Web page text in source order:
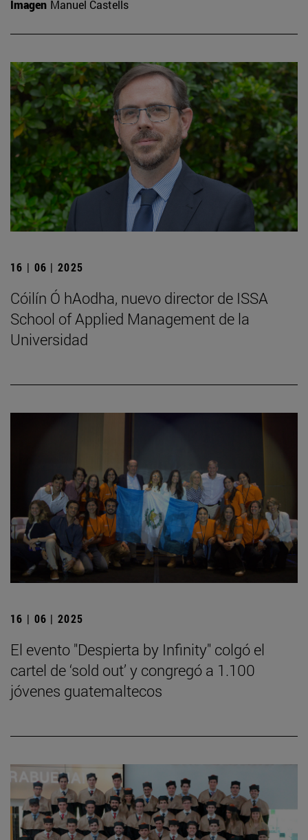
Imagen Manuel Castells
16 | 06 | 2025
Cóilín Ó hAodha, nuevo director de ISSA
School of Applied Management de la
Universidad
16 | 06 | 2025
El evento "Despierta by Infinity" colgó el
cartel de ‘sold out’ y congregó a 1.100
jóvenes guatemaltecos